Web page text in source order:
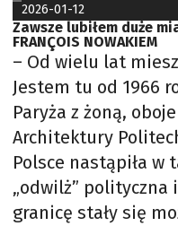
2026-01-12
Zawsze lubiłem duże
FRANÇOIS NOWAKIEM
– Od wielu lat
Jestem tu od 1966
Paryża z żoną,
Architektury
Polsce nastąpiła w
„odwilż” polityczna
granicę stały się